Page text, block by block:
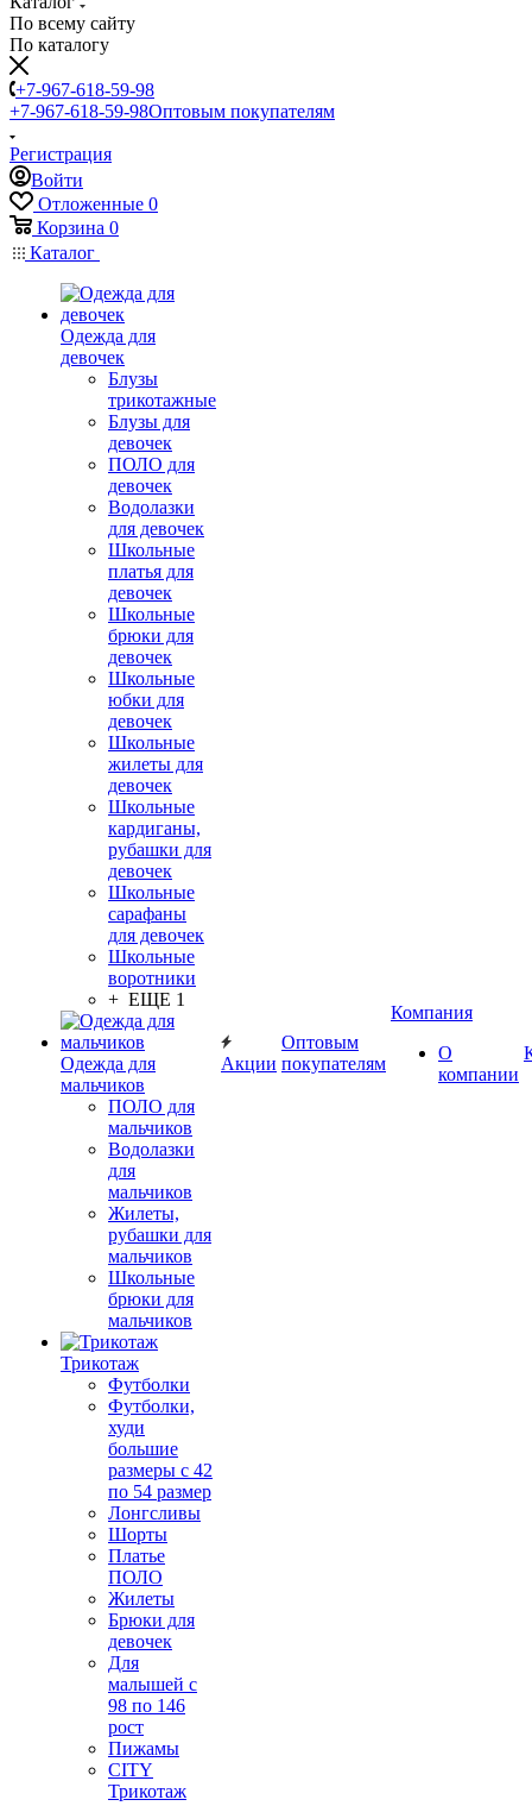
По всему сайту
По каталогу
+7-967-618-59-98
+7-967-618-59-98Оптовым покупателям
Регистрация
Войти
Отложенные 0
Корзина 0
Каталог
Одежда для
девочек
Блузы
трикотажные
Блузы для
девочек
ПОЛО для
девочек
Водолазки
для девочек
Школьные
платья для
девочек
Школьные
брюки для
девочек
Школьные
юбки для
девочек
Школьные
жилеты для
девочек
Школьные
кардиганы,
рубашки для
девочек
Школьные
сарафаны
для девочек
Школьные
воротники
+ ЕЩЕ 1
Одежда для
мальчиков
ПОЛО для
мальчиков
Водолазки
для
мальчиков
Жилеты,
рубашки для
мальчиков
Школьные
брюки для
мальчиков
Трикотаж
Футболки
Футболки,
худи
большие
размеры с 42
по 54 размер
Лонгсливы
Шорты
Платье
ПОЛО
Жилеты
Брюки для
девочек
Для
малышей с
98 по 146
рост
Пижамы
CITY
Трикотаж
Акции
Оптовым
покупателям
Компания
О
компании